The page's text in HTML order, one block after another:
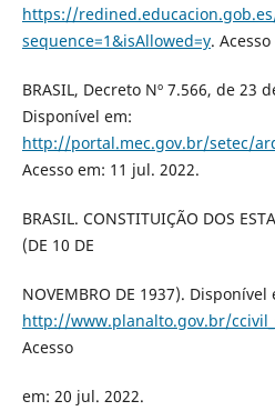
https://
sequence=1&isAllowed=y.
BRASIL, Decreto Nº 7.566, de 23
Disponível em:
http://portal.mec.gov.br/setec/
Acesso em: 11 jul. 2022.
BRASIL. CONSTITUIÇÃO DOS
(DE 10 DE
NOVEMBRO DE 1937). Disponível
http://www.planalto.gov.br/
Acesso
em: 20 jul. 2022.